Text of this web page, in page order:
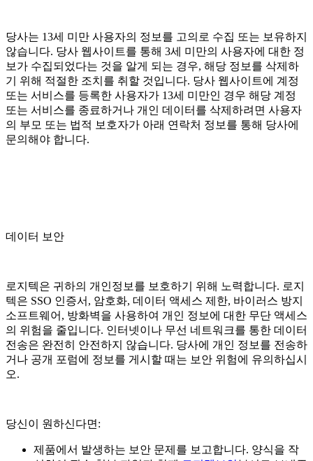
당사는 13세 미만 사용자의 정보를 고의로 수집 또는 보유하지
않습니다. 당사 웹사이트를 통해 3세 미만의 사용자에 대한 정
보가 수집되었다는 것을 알게 되는 경우, 해당 정보를 삭제하
기 위해 적절한 조치를 취할 것입니다. 당사 웹사이트에 계정
또는 서비스를 등록한 사용자가 13세 미만인 경우 해당 계정
또는 서비스를 종료하거나 개인 데이터를 삭제하려면 사용자
의 부모 또는 법적 보호자가 아래 연락처 정보를 통해 당사에
문의해야 합니다.
데이터 보안
로지텍은 귀하의 개인정보를 보호하기 위해 노력합니다. 로지
텍은 SSO 인증서, 암호화, 데이터 액세스 제한, 바이러스 방지
소프트웨어, 방화벽을 사용하여 개인 정보에 대한 무단 액세스
의 위험을 줄입니다. 인터넷이나 무선 네트워크를 통한 데이터
전송은 완전히 안전하지 않습니다. 당사에 개인 정보를 전송하
거나 공개 포럼에 정보를 게시할 때는 보안 위험에 유의하십시
오.
당신이 원하신다면:
제품에서 발생하는 보안 문제를 보고합니다. 양식을 작